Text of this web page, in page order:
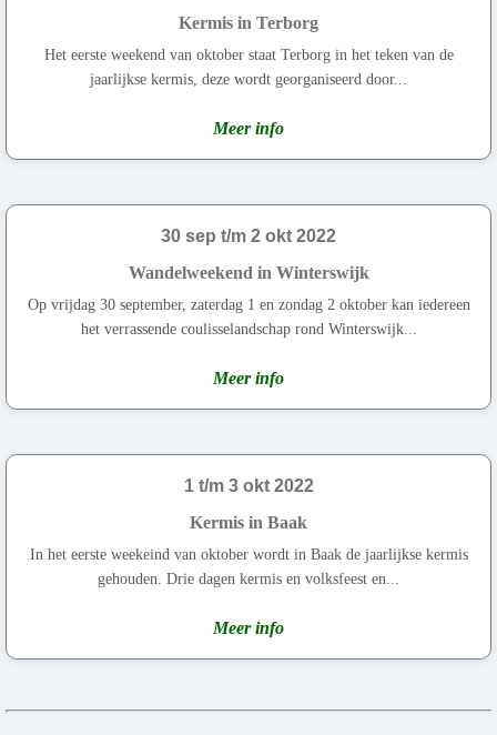
Kermis in Terborg
Het eerste weekend van oktober staat Terborg in het teken van de
jaarlijkse kermis, deze wordt georganiseerd door...
Meer info
30 sep t/m 2 okt 2022
Wandelweekend in Winterswijk
Op vrijdag 30 september, zaterdag 1 en zondag 2 oktober kan iedereen
het verrassende coulisselandschap rond Winterswijk...
Meer info
1 t/m 3 okt 2022
Kermis in Baak
In het eerste weekeind van oktober wordt in Baak de jaarlijkse kermis
gehouden. Drie dagen kermis en volksfeest en...
Meer info